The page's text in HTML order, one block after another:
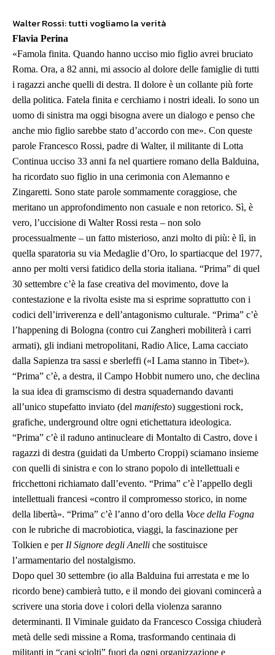
Walter Rossi: tutti vogliamo la verità
Flavia Perina
«Famola finita. Quando hanno ucciso mio figlio avrei bruciato
Roma. Ora, a 82 anni, mi associo al dolore delle famiglie di tutti
i ragazzi anche quelli di destra. Il dolore è un collante più forte
della politica. Fatela finita e cerchiamo i nostri ideali. Io sono un
uomo di sinistra ma oggi bisogna avere un dialogo e penso che
anche mio figlio sarebbe stato d’accordo con me». Con queste
parole Francesco Rossi, padre di Walter, il militante di Lotta
Continua ucciso 33 anni fa nel quartiere romano della Balduina,
ha ricordato suo figlio in una cerimonia con Alemanno e
Zingaretti. Sono state parole sommamente coraggiose, che
meritano un approfondimento non casuale e non retorico. Sì, è
vero, l’uccisione di Walter Rossi resta – non solo
processualmente – un fatto misterioso, anzi molto di più: è lì, in
quella sparatoria su via Medaglie d’Oro, lo spartiacque del 1977,
anno per molti versi fatidico della storia italiana. “Prima” di quel
30 settembre c’è la fase creativa del movimento, dove la
contestazione e la rivolta esiste ma si esprime soprattutto con i
codici dell’irriverenza e dell’antagonismo culturale. “Prima” c’è
l’happening di Bologna (contro cui Zangheri mobiliterà i carri
armati), gli indiani metropolitani, Radio Alice, Lama cacciato
dalla Sapienza tra sassi e sberleffi («I Lama stanno in Tibet»).
“Prima” c’è, a destra, il Campo Hobbit numero uno, che declina
la sua idea di gramscismo di destra squadernando davanti
all’unico stupefatto inviato (del manifesto) suggestioni rock,
grafiche, underground oltre ogni etichettatura ideologica.
“Prima” c’è il raduno antinucleare di Montalto di Castro, dove i
ragazzi di destra (guidati da Umberto Croppi) sciamano insieme
con quelli di sinistra e con lo strano popolo di intellettuali e
fricchettoni richiamato dall’evento. “Prima” c’è l’appello degli
intellettuali francesi «contro il compromesso storico, in nome
della libertà». “Prima” c’è l’anno d’oro della Voce della Fogna
con le rubriche di macrobiotica, viaggi, la fascinazione per
Tolkien e per Il Signore degli Anelli che sostituisce
l’armamentario del nostalgismo.
Dopo quel 30 settembre (io alla Balduina fui arrestata e me lo
ricordo bene) cambierà tutto, e il mondo dei giovani comincerà a
scrivere una storia dove i colori della violenza saranno
determinanti. Il Viminale guidato da Francesco Cossiga chiuderà
metà delle sedi missine a Roma, trasformando centinaia di
militanti in “cani sciolti” fuori da ogni organizzazione e